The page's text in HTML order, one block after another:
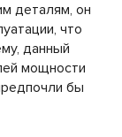
деталям, он
что
данный
мощности
бы